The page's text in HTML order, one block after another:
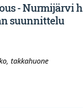
- Nurmijärvi
suunnittelu
takkahuone